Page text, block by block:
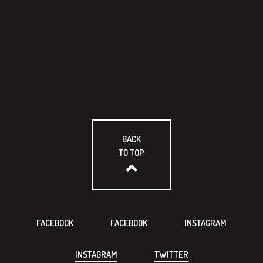
BACK
TO TOP
FACEBOOK FACEBOOK INSTAGRAM
INSTAGRAM TWITTER